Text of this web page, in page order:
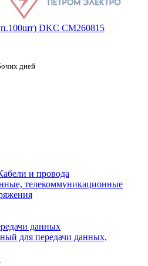
DKC CM260815
дней
и провода
телекоммуникационные
данных
для передачи данных,